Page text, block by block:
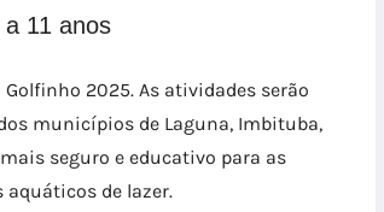
11 anos
2025. As atividades serão
municípios de Laguna, Imbituba,
seguro e educativo para as
de lazer.